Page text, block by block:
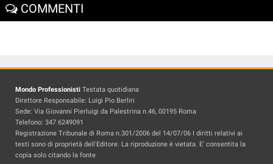
COMMENTI
Mondo Professionisti Testata quotidiana
Direttore Responsabile: Luigi Pio Berliri
Sede: Via Giovanni Pierluigi da Palestrina n.46, 00195 Roma
Telefono: 347 6249091
Registrazione Tribunale di Roma n.301/2006 del 14/07/06 I diritti relativi ai
testi sono di proprietà dell'Editore. La riproduzione è vietata. E' consentita la
copia solo citando la fonte